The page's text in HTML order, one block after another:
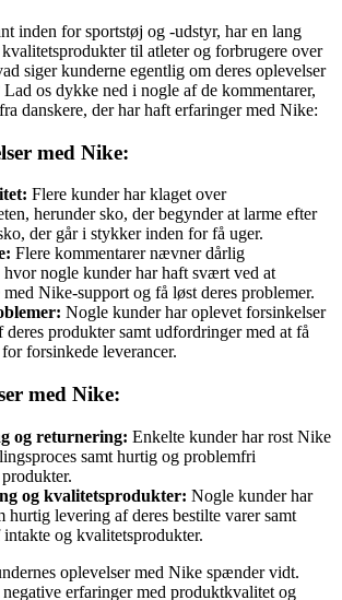
inden for sportstøj og -udstyr, har en lang
til atleter og forbrugere over
siger kunderne egentlig om deres oplevelser
os dykke ned i nogle af de kommentarer,
danskere, der har haft erfaringer med Nike:
med Nike:
Flere kunder har klaget over
herunder sko, der begynder at larme efter
der går i stykker inden for få uger.
Flere kommentarer nævner dårlig
hvor nogle kunder har haft svært ved at
Nike-support og få løst deres problemer.
Nogle kunder har oplevet forsinkelser
deres produkter samt udfordringer med at få
forsinkede leverancer.
med Nike:
og returnering: Enkelte kunder har rost Nike
samt hurtig og problemfri
og kvalitetsprodukter: Nogle kunder har
hurtig levering af deres bestilte varer samt
intakte og kvalitetsprodukter.
oplevelser med Nike spænder vidt.
erfaringer med produktkvalitet og